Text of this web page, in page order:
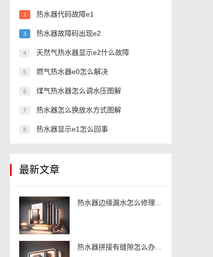
2 热水器代码故障e1
3 热水器故障码出现e2
4 天然气热水器显示e2什么故障
5 燃气热水器e0怎么解决
6 煤气热水器怎么调水压图解
7 热水器怎么换放水方式图解
8 热水器显示e1怎么回事
最新文章
热水器边缘漏水怎么修理...
热水器拼接有缝隙怎么办...